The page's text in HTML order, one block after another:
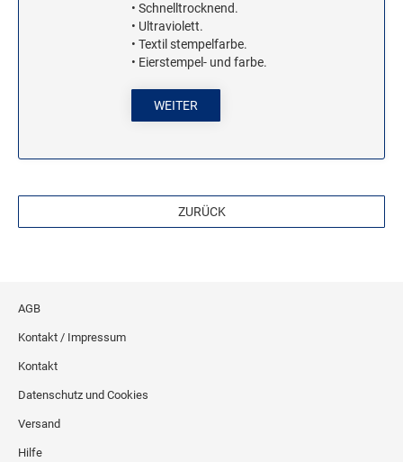
Penny Black Motivstempel
Schnecken Motivstempel
Textstempel Motivstempel
STEMPLINO STEMPEL
Ministempel
Ministempel Kleine Mixe
Ministempel Komplettset
• Schnelltrocknend.
• Ultraviolett.
• Textil stempelfarbe.
• Eierstempel- und farbe.
WEITER
ZURÜCK
AGB
Kontakt / Impressum
Kontakt
Datenschutz und Cookies
Versand
Hilfe